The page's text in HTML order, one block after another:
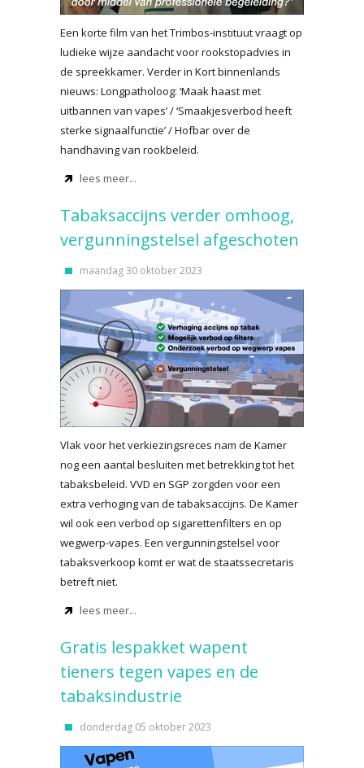
Een korte film van het Trimbos-instituut vraagt op
ludieke wijze aandacht voor rookstopadvies in
de spreekkamer. Verder in Kort binnenlands
nieuws: Longpatholoog: ‘Maak haast met
uitbannen van vapes’ / ‘Smaakjesverbod heeft
sterke signaalfunctie’ / Hofbar over de
handhaving van rookbeleid.
lees meer...
Tabaksaccijns verder omhoog,
vergunningstelsel afgeschoten
maandag 30 oktober 2023
Vlak voor het verkiezingsreces nam de Kamer
nog een aantal besluiten met betrekking tot het
tabaksbeleid. VVD en SGP zorgden voor een
extra verhoging van de tabaksaccijns. De Kamer
wil ook een verbod op sigarettenfilters en op
wegwerp-vapes. Een vergunningstelsel voor
tabaksverkoop komt er wat de staatssecretaris
betreft niet.
lees meer...
Gratis lespakket wapent
tieners tegen vapes en de
tabaksindustrie
donderdag 05 oktober 2023